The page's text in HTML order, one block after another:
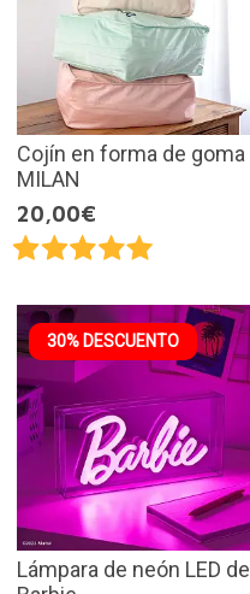
Cojín en forma de goma
MILAN
20,00€
30% DESCUENTO
Lámpara de neón LED de